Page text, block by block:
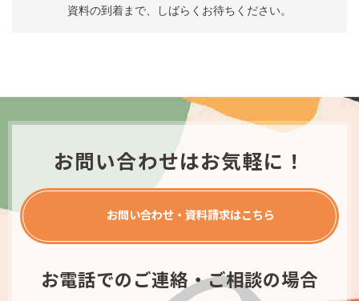
資料の到着まで、しばらくお待ちください。
お問い合わせはお気軽に！
お問い合わせ・資料請求はこちら
お電話でのご連絡・ご相談の場合